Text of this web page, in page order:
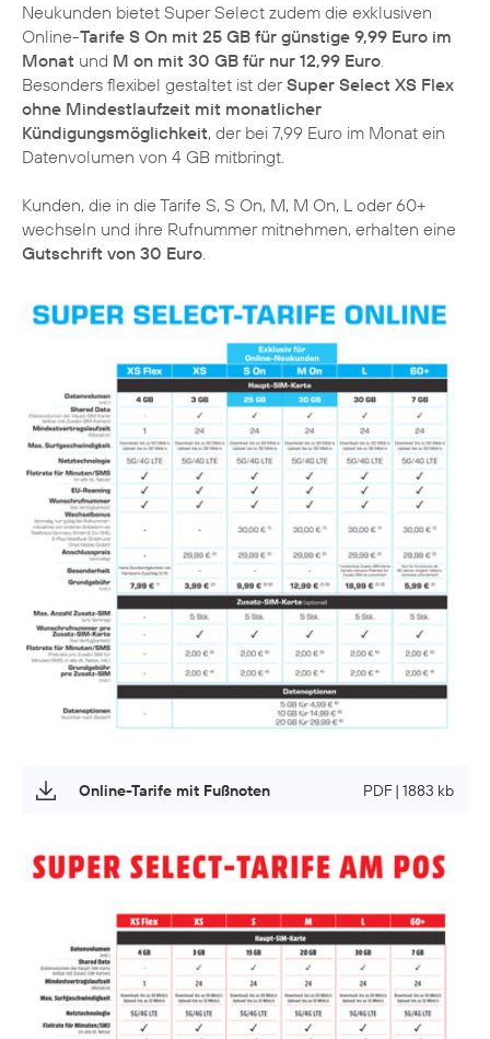
Neukunden bietet Super Select zudem die exklusiven
Online-Tarife S On mit 25 GB für günstige 9,99 Euro im
Monat und M on mit 30 GB für nur 12,99 Euro.
Besonders flexibel gestaltet ist derSuper Select XS Flex
ohne Mindestlaufzeit mit monatlicher
Kündigungsmöglichkeit, der bei 7,99 Euro im Monat ein
Datenvolumen von 4 GB mitbringt.
Kunden, die in die Tarife S, S On, M, M On, L oder 60+
wechseln und ihre Rufnummer mitnehmen, erhalten eine
Gutschrift von 30 Euro.
Online-Tarife mit Fußnoten PDF | 1883 kb